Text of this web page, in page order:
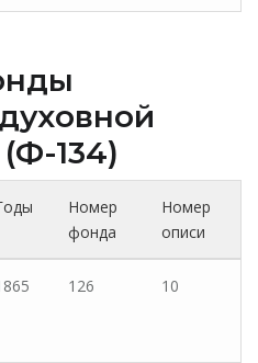
134)
Номер
фонда
Номер
описи
126 10